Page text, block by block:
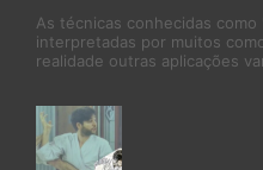
As técnicas conhecidas
interpretadas por muitos
realidade outras aplicações